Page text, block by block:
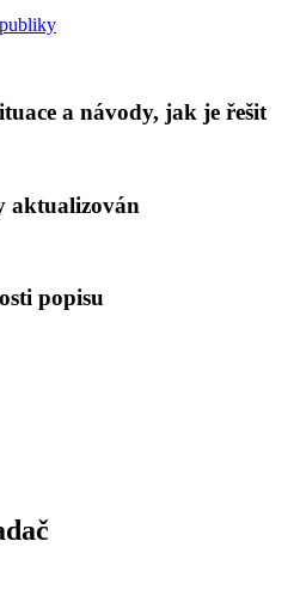
a návody, jak je řešit
aktualizován
popisu